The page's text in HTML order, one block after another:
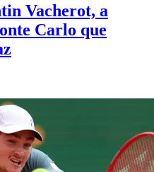
Vacherot, a
Carlo que